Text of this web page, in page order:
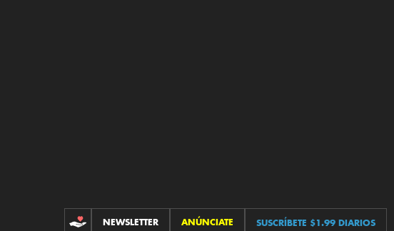
CONTRIBUCIONES
NEWSLETTER ANÚNCIATE SUSCRÍBETE $1.99 DIARIOS